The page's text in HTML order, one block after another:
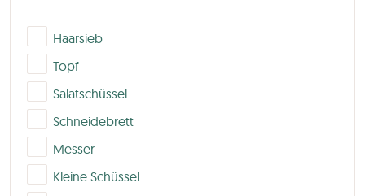
▢Haarsieb
▢
Topf
▢
Salatschüssel
▢
Schneidebrett
▢Messer
▢
Kleine Schüssel